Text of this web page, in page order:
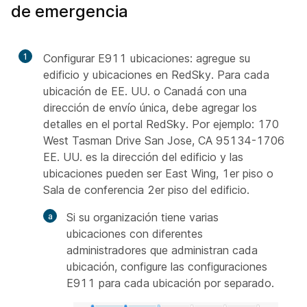
de emergencia
1
Configurar E911 ubicaciones: agregue su
edificio y ubicaciones en RedSky. Para cada
ubicación de EE. UU. o Canadá con una
dirección de envío única, debe agregar los
detalles en el portal RedSky. Por ejemplo: 170
West Tasman Drive San Jose, CA 95134-1706
EE. UU. es la dirección del edificio y las
ubicaciones pueden ser East Wing, 1er piso o
Sala de conferencia 2er piso del edificio.
Si su organización tiene varias
ubicaciones con diferentes
administradores que administran cada
ubicación, configure las configuraciones
E911 para cada ubicación por separado.